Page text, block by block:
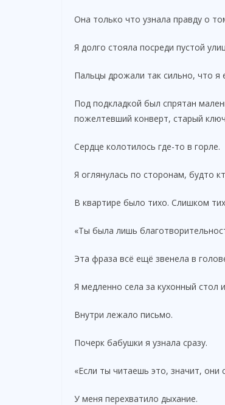
Она только что узнала правду о
Я долго стояла посреди пустой
Пальцы дрожали так сильно, что я
Под подкладкой был спрятан
пожелтевший конверт, старый
Сердце колотилось где-то в горле.
Я оглянулась по сторонам, будто
В квартире было тихо. Слишком
«Ты была лишь
Эта фраза всё ещё звенела в
Я медленно села за кухонный стол
Внутри лежало письмо.
Почерк бабушки я узнала сразу.
«Если ты читаешь это, значит, они
У меня перехватило дыхание.